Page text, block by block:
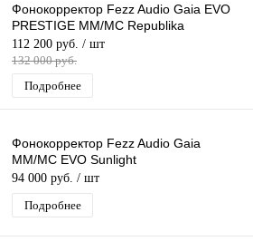
Фонокорректор Fezz Audio Gaia EVO
PRESTIGE MM/MC Republika
112 200 руб. / шт
132 000 руб.
Подробнее
Фонокорректор Fezz Audio Gaia
MM/MC EVO Sunlight
94 000 руб. / шт
Подробнее